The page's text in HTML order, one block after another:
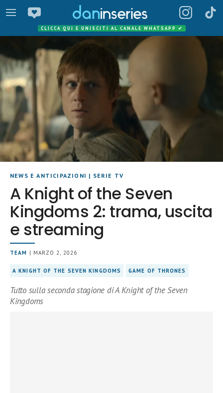
CLICCA QUI E UNISCITI AL CANALE WHATSAPP ✔
NEWS E ANTICIPAZIONI | SERIE TV
A Knight of the Seven
Kingdoms 2: trama, uscita
e streaming
TEAM | MARZO 2, 2026
A KNIGHT OF THE SEVEN KINGDOMS GAME OF THRONES
Tutto sulla seconda stagione di A Knight of the Seven
Kingdoms